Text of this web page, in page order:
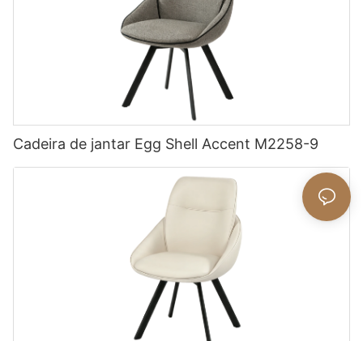
Cadeira de jantar Egg Shell Accent M2258-9